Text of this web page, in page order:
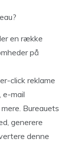
en række
på
click reklame
e-mail
Bureauets
generere
denne